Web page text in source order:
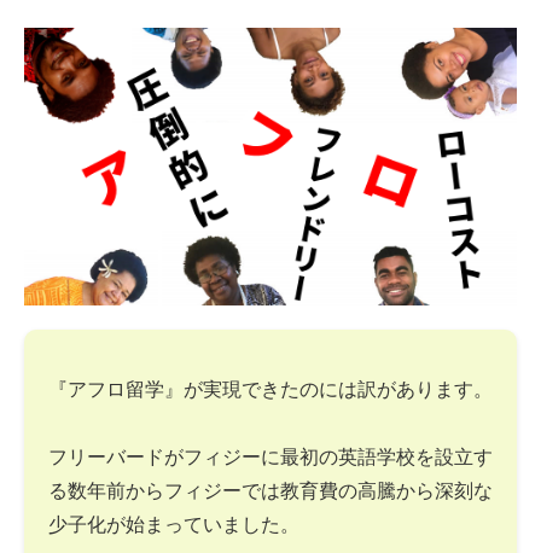
『アフロ留学』が実現できたのには訳があります。
フリーバードがフィジーに最初の英語学校を設立す
る数年前からフィジーでは教育費の高騰から深刻な
少子化が始まっていました。